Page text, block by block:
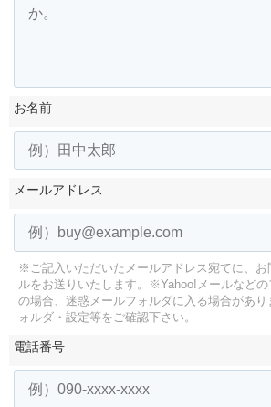
お名前
メールアドレス
※ご記入いただいたメールアドレス宛てに、お
ルをお送りいたします。
※Yahoo!メールなどの
の場合、迷惑メールフォルダに入る場合があり
ォルダ・設定等をご確認下さい。
電話番号